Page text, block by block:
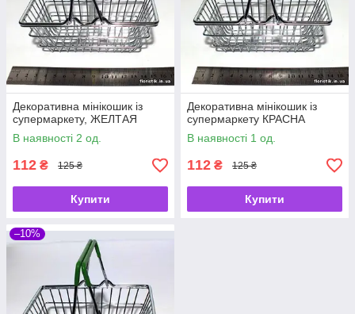
Декоративна мінікошик із
супермаркету, ЖЕЛТАЯ
В наявності 2 од.
112 ₴ 125 ₴
Купити
Декоративна мінікошик із
супермаркету КРАСНА
В наявності 1 од.
112 ₴ 125 ₴
Купити
–10%